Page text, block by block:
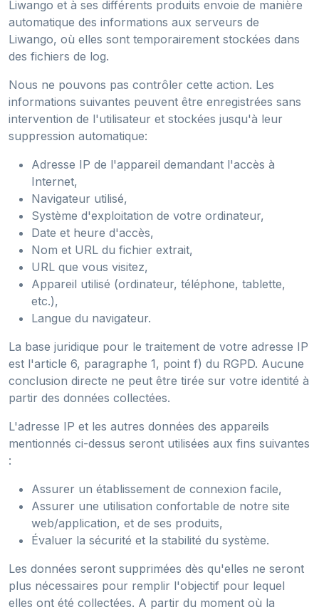
Liwango et à ses différents produits envoie de manière
automatique des informations aux serveurs de
Liwango, où elles sont temporairement stockées dans
des fichiers de log.
Nous ne pouvons pas contrôler cette action. Les
informations suivantes peuvent être enregistrées sans
intervention de l'utilisateur et stockées jusqu'à leur
suppression automatique:
Adresse IP de l'appareil demandant l'accès à
Internet,
Navigateur utilisé,
Système d'exploitation de votre ordinateur,
Date et heure d'accès,
Nom et URL du fichier extrait,
URL que vous visitez,
Appareil utilisé (ordinateur, téléphone, tablette,
etc.),
Langue du navigateur.
La base juridique pour le traitement de votre adresse IP
est l'article 6, paragraphe 1, point f) du RGPD. Aucune
conclusion directe ne peut être tirée sur votre identité à
partir des données collectées.
L'adresse IP et les autres données des appareils
mentionnés ci-dessus seront utilisées aux fins suivantes
:
Assurer un établissement de connexion facile,
Assurer une utilisation confortable de notre site
web/application, et de ses produits,
Évaluer la sécurité et la stabilité du système.
Les données seront supprimées dès qu'elles ne seront
plus nécessaires pour remplir l'objectif pour lequel
elles ont été collectées. A partir du moment où la